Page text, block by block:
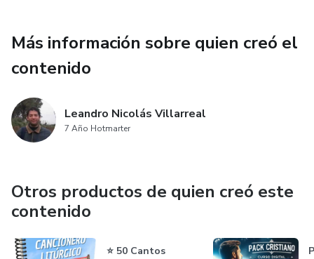
Bathroom Window, Golden Slumbers, Carry That Weight,
Two of Us, Free as a Bird, Real Love, Helter Skelter,
of Love, entre muchas otras.
Ideal para guitarristas principiantes e intermedios que
Más información sobre quien creó el
contenido
Leandro Nicolás Villarreal
7 Año Hotmarter
Otros productos de quien creó este
contenido
⭐ 50 Cantos